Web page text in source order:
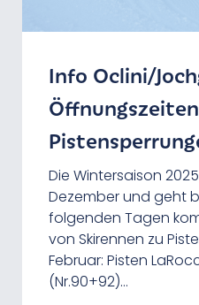
Info Oclini/
Die Wintersaison
Dezember und geht
folgenden Tagen
von Skirennen zu
Februar: Pisten
(Nr.90+92)…
Eine Wanderung
Gipfel des Weißhorn
Erlebnis. Hier eine
Sonnenaugangs am
6:46 Uhr 30. April: 6:14
weiterlesen
Jochgrimm mit
View erkunden
Vor kurzem wurden
Wanderwege für
aufgenommen, so
GEOPARC
lassen sich auch die
Schwarzhorn, zur…
weiterlesen